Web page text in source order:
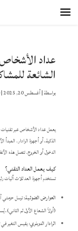
عداد
الشائعة
بواسطة|أغسطس 20, 2025 |
يعمل عداد الأشخاص عبر
الذكية، أو أجهزة الرادار.
الدخول أو الخروج. تتصل هذه
كيف يعمل العداد التقني؟
تستخدم أجهزة العد ثلاث آليات
العوارض الضوئية: ترسل حزمتي
(أولاً الشعاع الأول ثم
الرادار الدوبلري: يقيس التغير في